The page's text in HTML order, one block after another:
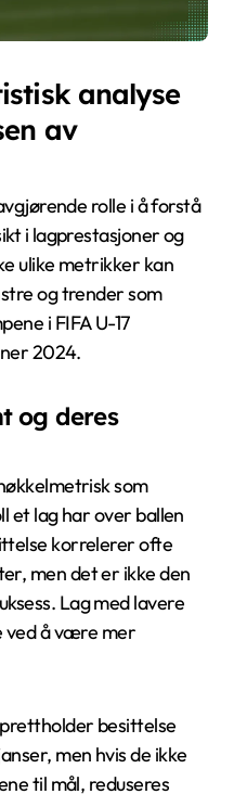
analyse
av
rolle i å forstå
i lagprestasjoner og
ulike metrikker kan
og trender som
i FIFA U-17
2024.
og deres
som
et lag har over ballen
korrelerer ofte
men det er ikke den
Lag med lavere
ved å være mer
besittelse
men hvis de ikke
til mål, reduseres